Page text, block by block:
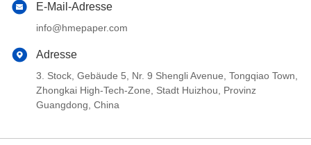
E-Mail-Adresse
info@hmepaper.com
Adresse
3. Stock, Gebäude 5, Nr. 9 Shengli Avenue, Tongqiao Town,
Zhongkai High-Tech-Zone, Stadt Huizhou, Provinz
Guangdong, China